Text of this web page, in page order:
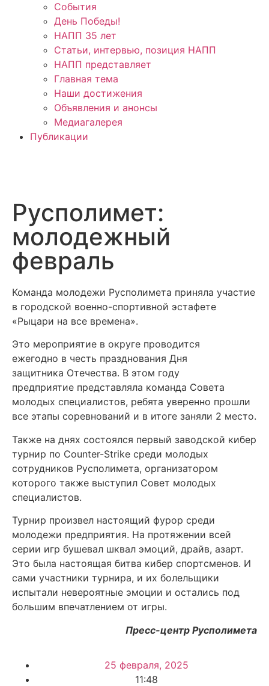
События
День Победы!
НАПП 35 лет
Статьи, интервью, позиция НАПП
НАПП представляет
Главная тема
Наши достижения
Объявления и анонсы
Медиагалерея
Публикации
Русполимет:
молодежный
февраль
Команда молодежи Русполимета приняла участие
в городской военно-спортивной эстафете
«Рыцари на все времена».
Это мероприятие в округе проводится
ежегодно в честь празднования Дня
защитника Отечества. В этом году
предприятие представляла команда Совета
молодых специалистов, ребята уверенно прошли
все этапы соревнований и в итоге заняли 2 место.
Также на днях состоялся первый заводской кибер
турнир по Counter-Strike среди молодых
сотрудников Русполимета, организатором
которого также выступил Совет молодых
специалистов.
Турнир произвел настоящий фурор среди
молодежи предприятия. На протяжении всей
серии игр бушевал шквал эмоций, драйв, азарт.
Это была настоящая битва кибер спортсменов. И
сами участники турнира, и их болельщики
испытали невероятные эмоции и остались под
большим впечатлением от игры.
Пресс-центр Русполимета
25 февраля, 2025
11:48